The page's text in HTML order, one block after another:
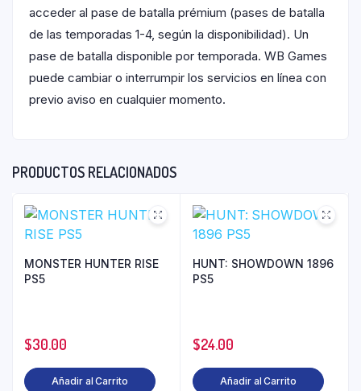
acceder al pase de batalla prémium (pases de batalla
de las temporadas 1-4, según la disponibilidad). Un
pase de batalla disponible por temporada. WB Games
puede cambiar o interrumpir los servicios en línea con
previo aviso en cualquier momento.
PRODUCTOS RELACIONADOS
MONSTER HUNTER RISE
PS5
$30.00
Añadir al Carrito
HUNT: SHOWDOWN 1896
PS5
$24.00
Añadir al Carrito